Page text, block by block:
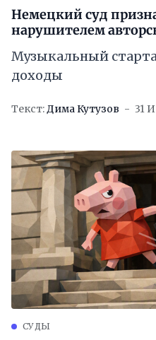
Немецкий суд
нарушителем
Музыкальный
доходы
Текст:Дима Кутузов 31
СУДЫ